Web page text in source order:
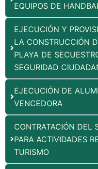
EQUIPOS DE
EJECUCIÓN Y
LA CONSTRUCCIÓN
PLAYA DE
SEGURIDAD
EJECUCIÓN DE
VENCEDORA
CONTRATACIÓN DEL
PARA ACTIVIDADES
TURISMO